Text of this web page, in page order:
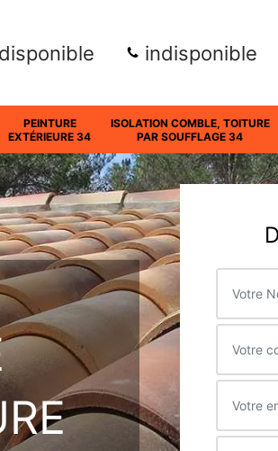
indisponible
PEINTURE
EXTÉRIEURE 34
ISOLATION COMBLE, TOITURE
PAR SOUFFLAGE 34